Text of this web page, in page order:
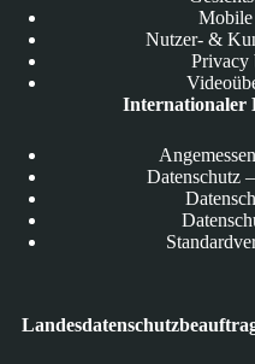
Mobile
Nutzer- &
Privacy
Internationaler
Datenschutz